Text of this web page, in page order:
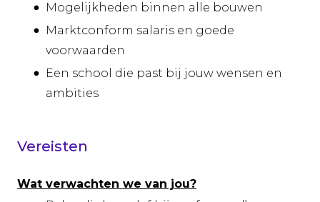
Mogelijkheden binnen alle bouwen
Marktconform salaris en goede
voorwaarden
Een school die past bij jouw wensen en
ambities
Vereisten
Wat verwachten we van jou?